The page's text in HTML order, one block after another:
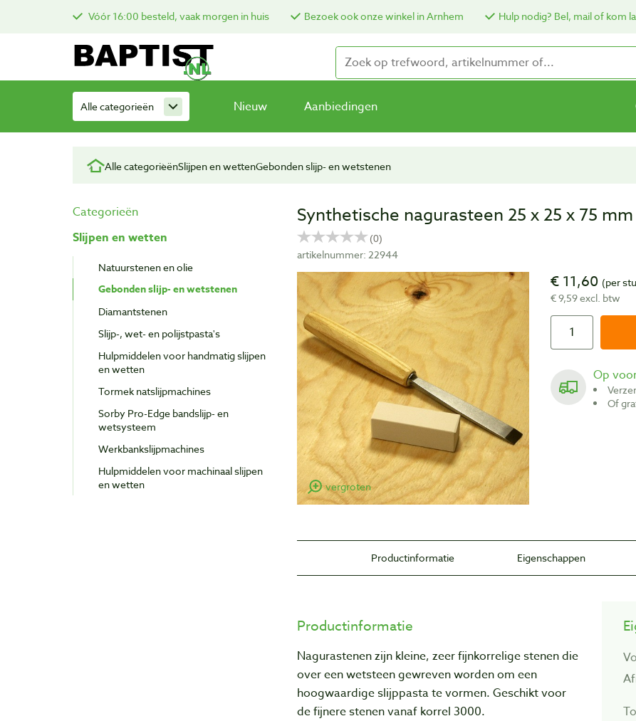
Vóór 16:00 besteld, vaak morgen in huis Bezoek ook onze winkel in Arnhem Hulp nodig? Bel, mail of kom
Alle categorieën Nieuw Aanbiedingen
Alle categorieënSlijpen en wettenGebonden slijp- en wetstenen
Categorieën
Slijpen en wetten
Natuurstenen en olie
Gebonden slijp- en wetstenen
Diamantstenen
Slijp-, wet- en polijstpasta's
Hulpmiddelen voor handmatig slijpen
en wetten
Tormek natslijpmachines
Sorby Pro-Edge bandslijp- en
wetsysteem
Werkbankslijpmachines
Hulpmiddelen voor machinaal slijpen
en wetten
Synthetische nagurasteen 25 x 25 x 75 mm
artikelnummer: 22944
vergroten
€ 11,60 (per
€ 9,59 excl. btw
Op
Of
Productinformatie Eigenschappen
Productinformatie
Nagurastenen zijn kleine, zeer fijnkorrelige stenen die
over een wetsteen gewreven worden om een
hoogwaardige slijppasta te vormen. Geschikt voor
de fijnere stenen vanaf korrel 3000.